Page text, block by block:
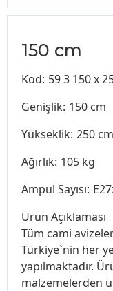
150 cm
Kod: 59 3 150 x
Genişlik: 150 cm
Yükseklik: 250 cm
Ağırlık: 105 kg
Ampul Sayısı:
Ürün Açıklaması
Tüm cami
Türkiye`nin her
yapılmaktadır.
malzemelerden